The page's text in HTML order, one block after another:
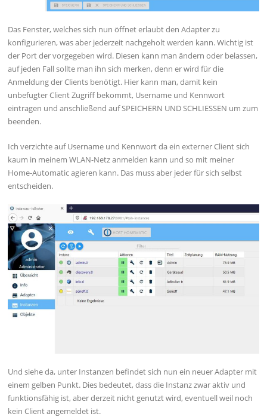
Das Fenster, welches sich nun öffnet erlaubt den Adapter zu
konfigurieren, was aber jederzeit nachgeholt werden kann. Wichtig ist
der Port der vorgegeben wird. Diesen kann man ändern oder belassen,
auf jeden Fall sollte man ihn sich merken, denn er wird für die
Anmeldung der Clients benötigt. Hier kann man, damit kein
unbefugter Client Zugriff bekommt, Username und Kennwort
eintragen und anschließend auf SPEICHERN UND SCHLIESSEN um zum
beenden.
Ich verzichte auf Username und Kennwort da ein externer Client sich
kaum in meinem WLAN-Netz anmelden kann und so mit meiner
Home-Automatic agieren kann. Das muss aber jeder für sich selbst
entscheiden.
Und siehe da, unter Instanzen befindet sich nun ein neuer Adapter mit
einem gelben Punkt. Dies bedeutet, dass die Instanz zwar aktiv und
funktionsfähig ist, aber derzeit nicht genutzt wird, eventuell weil noch
kein Client angemeldet ist.